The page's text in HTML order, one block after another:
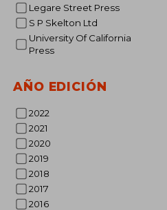
Legare Street Press
S P Skelton Ltd
University Of California
Press
AÑO EDICIÓN
2022
2021
2020
2019
2018
2017
2016